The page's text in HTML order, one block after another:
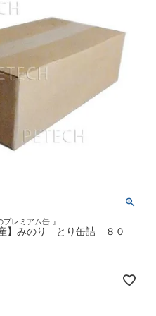
レミアム缶 』
産】みのり とり缶詰 ８０